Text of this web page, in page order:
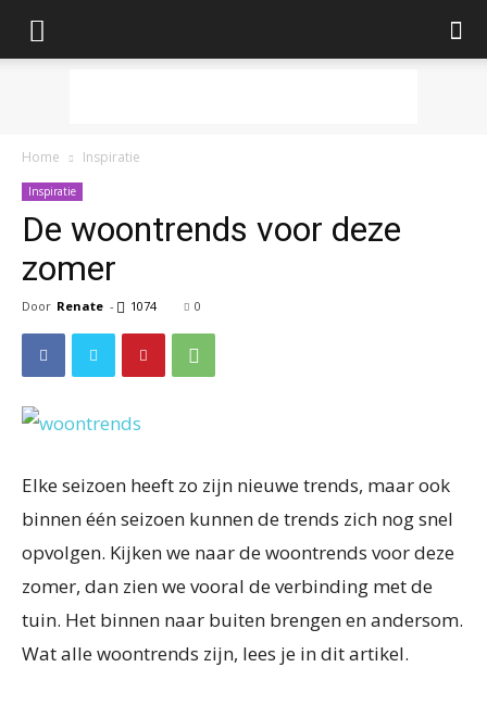
Home Inspiratie
Inspiratie
De woontrends voor deze
zomer
Door Renate - 1074 0
Elke seizoen heeft zo zijn nieuwe trends, maar ook
binnen één seizoen kunnen de trends zich nog snel
opvolgen. Kijken we naar de woontrends voor deze
zomer, dan zien we vooral de verbinding met de
tuin. Het binnen naar buiten brengen en andersom.
Wat alle woontrends zijn, lees je in dit artikel.